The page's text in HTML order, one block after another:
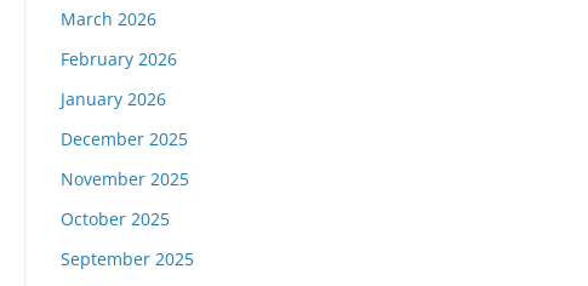
March 2026
February 2026
January 2026
December 2025
November 2025
October 2025
September 2025